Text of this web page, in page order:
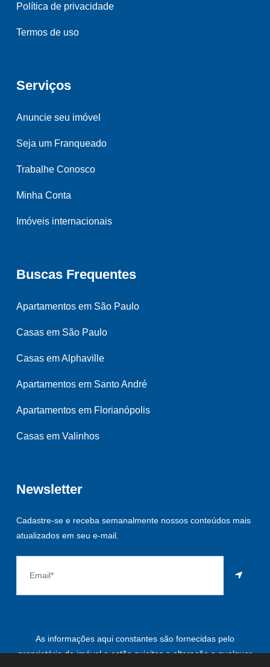
Política de privacidade
Termos de uso
Serviços
Anuncie seu imóvel
Seja um Franqueado
Trabalhe Conosco
Minha Conta
Imóveis internacionais
Buscas Frequentes
Apartamentos em São Paulo
Casas em São Paulo
Casas em Alphaville
Apartamentos em Santo André
Apartamentos em Florianópolis
Casas em Valinhos
Newsletter
Cadastre-se e receba semanalmente nossos conteúdos mais
atualizados em seu e-mail.
As informações aqui constantes são fornecidas pelo
proprietário do imóvel e estão sujeitas a alteração a qualquer